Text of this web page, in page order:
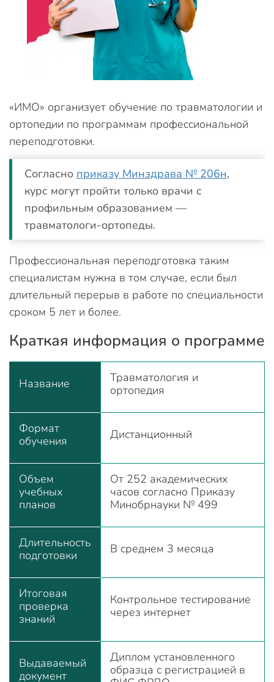
«ИМО» организует обучение по травматологии и
ортопедии по программам профессиональной
переподготовки.
Согласно приказу Минздрава № 206н,
курс могут пройти только врачи с
профильным образованием —
травматологи-ортопеды.
Профессиональная переподготовка таким
специалистам нужна в том случае, если был
длительный перерыв в работе по специальности
сроком 5 лет и более.
Краткая информация о программе
Название
Травматология и
ортопедия
Формат
обучения
Дистанционный
Объем
учебных
планов
От 252 академических
часов согласно Приказу
Минобрнауки № 499
Длительность
подготовки
В среднем 3 месяца
Итоговая
проверка
знаний
Контрольное тестирование
через интернет
Выдаваемый
документ
Диплом установленного
образца с регистрацией в